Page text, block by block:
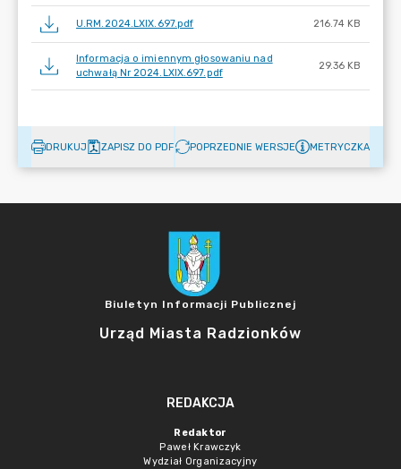
U.RM.2024.LXIX.697.pdf 216.74 KB
Informacja o imiennym głosowaniu nad
uchwałą Nr 2024.LXIX.697.pdf
29.36 KB
DRUKUJ ZAPISZ DO PDF POPRZEDNIE WERSJE METRYCZKA
Biuletyn Informacji Publicznej
Urząd Miasta Radzionków
REDAKCJA
Redaktor
Paweł Krawczyk
Wydział Organizacyjny